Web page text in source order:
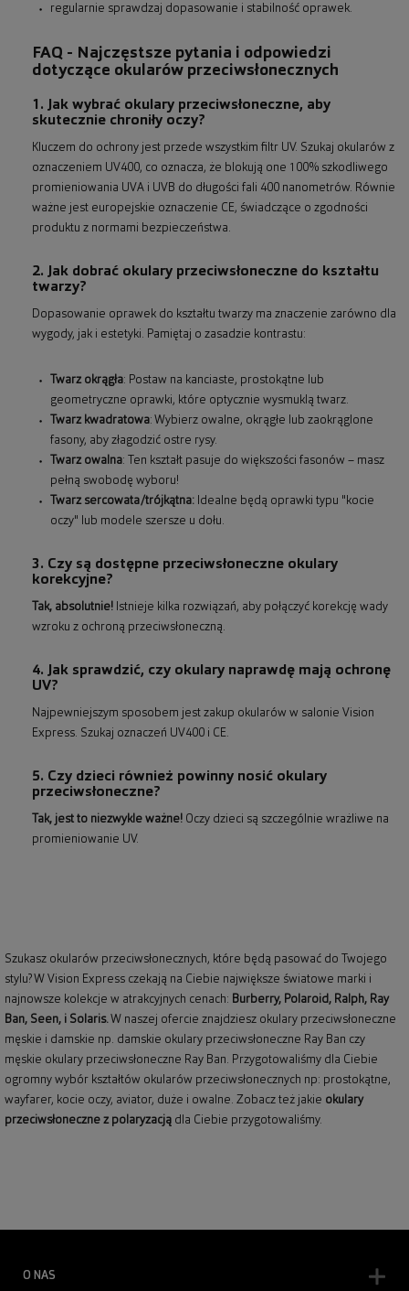
regularnie sprawdzaj dopasowanie i stabilność oprawek.
FAQ - Najczęstsze pytania i odpowiedzi
dotyczące okularów przeciwsłonecznych
1. Jak wybrać okulary przeciwsłoneczne, aby
skutecznie chroniły oczy?
Kluczem do ochrony jest przede wszystkim filtr UV. Szukaj okularów z
oznaczeniem UV400, co oznacza, że blokują one 100% szkodliwego
promieniowania UVA i UVB do długości fali 400 nanometrów. Równie
ważne jest europejskie oznaczenie CE, świadczące o zgodności
produktu z normami bezpieczeństwa.
2. Jak dobrać okulary przeciwsłoneczne do kształtu
twarzy?
Dopasowanie oprawek do kształtu twarzy ma znaczenie zarówno dla
wygody, jak i estetyki. Pamiętaj o zasadzie kontrastu:
Twarz okrągła: Postaw na kanciaste, prostokątne lub
geometryczne oprawki, które optycznie wysmuklą twarz.
Twarz kwadratowa: Wybierz owalne, okrągłe lub zaokrąglone
fasony, aby złagodzić ostre rysy.
Twarz owalna: Ten kształt pasuje do większości fasonów – masz
pełną swobodę wyboru!
Twarz sercowata/trójkątna: Idealne będą oprawki typu "kocie
oczy" lub modele szersze u dołu.
3. Czy są dostępne przeciwsłoneczne okulary
korekcyjne?
Tak, absolutnie! Istnieje kilka rozwiązań, aby połączyć korekcję wady
wzroku z ochroną przeciwsłoneczną.
4. Jak sprawdzić, czy okulary naprawdę mają ochronę
UV?
Najpewniejszym sposobem jest zakup okularów w salonie Vision
Express. Szukaj oznaczeń UV400 i CE.
5. Czy dzieci również powinny nosić okulary
przeciwsłoneczne?
Tak, jest to niezwykle ważne! Oczy dzieci są szczególnie wrażliwe na
promieniowanie UV.
Szukasz okularów przeciwsłonecznych, które będą pasować do Twojego
stylu? W Vision Express czekają na Ciebie największe światowe marki i
najnowsze kolekcje w atrakcyjnych cenach: Burberry, Polaroid , Ralph, Ray
Ban, Seen, i Solaris.W naszej ofercie znajdziesz okulary przeciwsłoneczne
męskie i damskie np. damskie okulary przeciwsłoneczne Ray Ban czy
męskie okulary przeciwsłoneczne Ray Ban. Przygotowaliśmy dla Ciebie
ogromny wybór kształtów okularów przeciwsłonecznych np: prostokątne,
wayfarer, kocie oczy, aviator, duże i owalne. Zobacz też jakie okulary
przeciwsłoneczne z polaryzacją dla Ciebie przygotowaliśmy.
O NAS